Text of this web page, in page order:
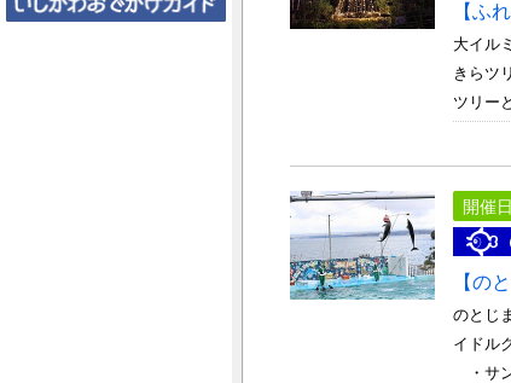
【ふ
大イル
きらツ
ツリー
開催日
【の
のとじ
イドル
・サ